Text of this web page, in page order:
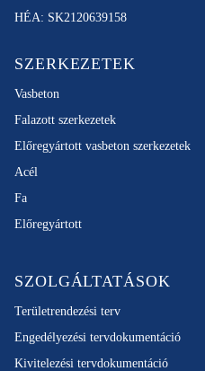
HÉA: SK2120639158
SZERKEZETEK
Vasbeton
Falazott szerkezetek
Előregyártott vasbeton szerkezetek
Acél
Fa
Előregyártott
SZOLGÁLTATÁSOK
Területrendezési terv
Engedélyezési tervdokumentáció
Kivitelezési tervdokumentáció